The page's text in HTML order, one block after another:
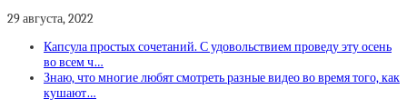
29 августа, 2022
Капсула простых сочетаний. С удовольствием проведу эту осень
во всем ч…
Знаю, что многие любят смотреть разные видео во время того, как
кушают…